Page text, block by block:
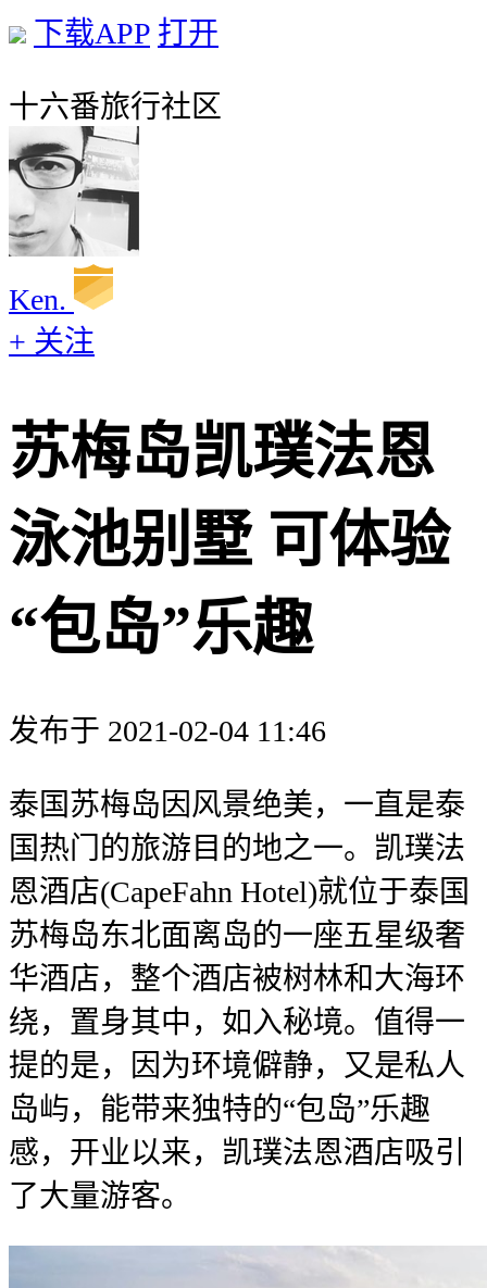
下载APP 打开
十六番旅行社区
Ken.
+ 关注
苏梅岛凯璞法恩
泳池别墅 可体验
“包岛”乐趣
发布于 2021-02-04 11:46
泰国苏梅岛因风景绝美，一直是泰
国热门的旅游目的地之一。凯璞法
恩酒店(CapeFahn Hotel)就位于泰国
苏梅岛东北面离岛的一座五星级奢
华酒店，整个酒店被树林和大海环
绕，置身其中，如入秘境。值得一
提的是，因为环境僻静，又是私人
岛屿，能带来独特的“包岛”乐趣
感，开业以来，凯璞法恩酒店吸引
了大量游客。